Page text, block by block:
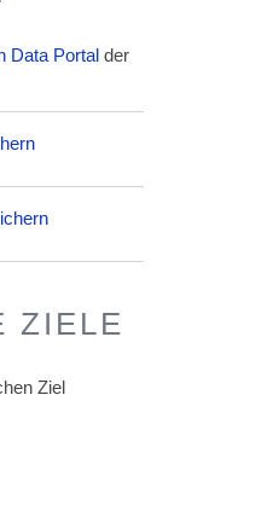
Data Portal der
ZIELE
Ziel